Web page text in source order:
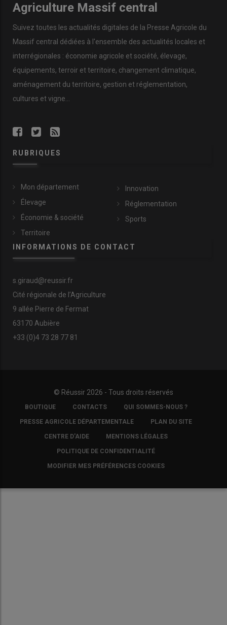
Agriculture Massif central
Suivez toutes les actualités digitales de la Presse Agricole du
Massif central dédiées à l'ensemble des actualités locales et
interrégionales : économie agricole et société, élevage,
équipements, terroir et territoire, changement climatique,
aménagement du territoire, gestion et réglementation,
cultures et vigne...
RUBRIQUES
Mon département
Élevage
Économie & société
Territoire
Innovation
Réglementation
Sports
INFORMATIONS DE CONTACT
s.giraud@reussir.fr
Cité régionale de l’Agriculture
9 allée Pierre de Fermat
63170 Aubière
+33 (0)4 73 28 77 81
© Réussir 2026 - Tous droits réservés
FOOTER
COPYRIGHT
BOUTIQUE CONTACTS QUI SOMMES-NOUS ?
PRESSE AGRICOLE DÉPARTEMENTALE PLAN DU SITE
CENTRE D'AIDE MENTIONS LÉGALES
POLITIQUE DE CONFIDENTIALITÉ
MODIFIER MES PRÉFÉRENCES COOKIES